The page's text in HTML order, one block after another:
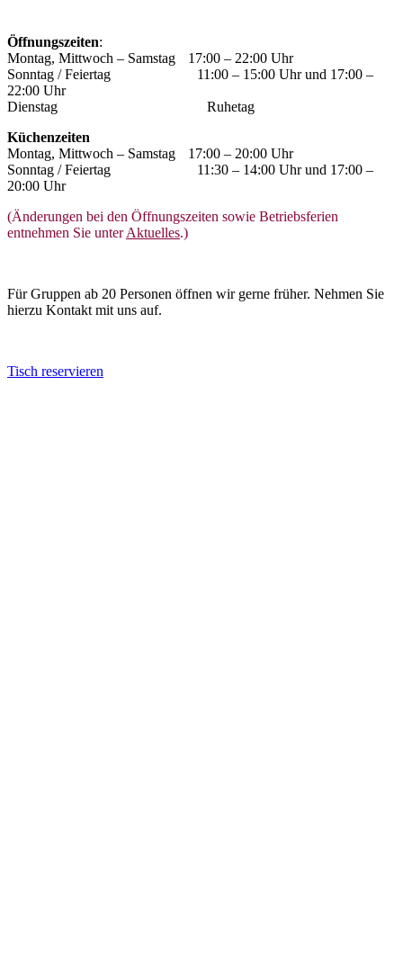
Öffnungszeiten:
Montag, Mittwoch – Samstag
17:00 – 22:00 Uhr
Sonntag / Feiertag
11:00 – 15:00 Uhr und 17:00 –
22:00 Uhr
Dienstag
Ruhetag
Küchenzeiten
Montag, Mittwoch – Samstag
17:00 – 20:00 Uhr
Sonntag / Feiertag
11:30 – 14:00 Uhr und 17:00 –
20:00 Uhr
(Änderungen bei den Öffnungszeiten sowie Betriebsferien
entnehmen Sie unterAktuelles.)
Für Gruppen ab 20 Personen öffnen wir gerne früher. Nehmen Sie
hierzu Kontakt mit uns auf.
Tisch reservieren